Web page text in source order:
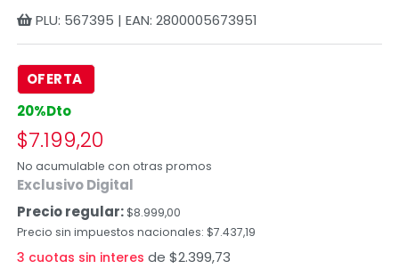
PLU: 567395 | EAN: 2800005673951
OFERTA
20%Dto
$7.199,20
No acumulable con otras promos
Exclusivo Digital
Precio regular:$8.999,00
Precio sin impuestos nacionales: $7.437,19
3 cuotas sin interes de $2.399,73